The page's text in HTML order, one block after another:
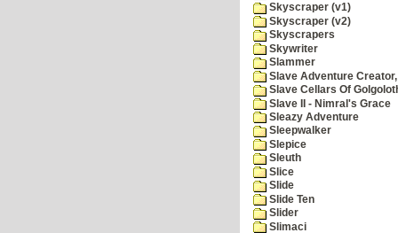
Skyscraper (v1)
Skyscraper (v2)
Skyscrapers
Skywriter
Slammer
Slave Adventure Creator,
Slave Cellars Of
Slave II - Nimral's Grace
Sleazy Adventure
Sleepwalker
Slepice
Sleuth
Slice
Slide
Slide Ten
Slider
Slimaci